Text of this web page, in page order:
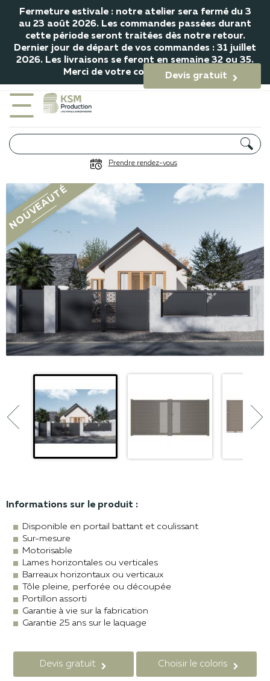
Fermeture estivale : notre atelier sera fermé du 3
au 23 août 2026. Les commandes passées durant
cette période seront traitées dès notre retour.
Dernier jour de départ de vos commandes : 31 juillet
2026. Les livraisons se feront en semaine 32 ou 35.
Merci de votre compréhension.

Prendre rendez-vous
Portail Délos
Gamme Mosaïc
 
Informations sur le produit :
Disponible en portail battant et coulissant
Sur-mesure
Motorisable
Lames horizontales ou verticales
Barreaux horizontaux ou verticaux
Tôle pleine, perforée ou découpée
Portillon assorti
Garantie à vie sur la fabrication
Garantie 25 ans sur le laquage
Devis gratuit Choisir le coloris
Devis gratuit